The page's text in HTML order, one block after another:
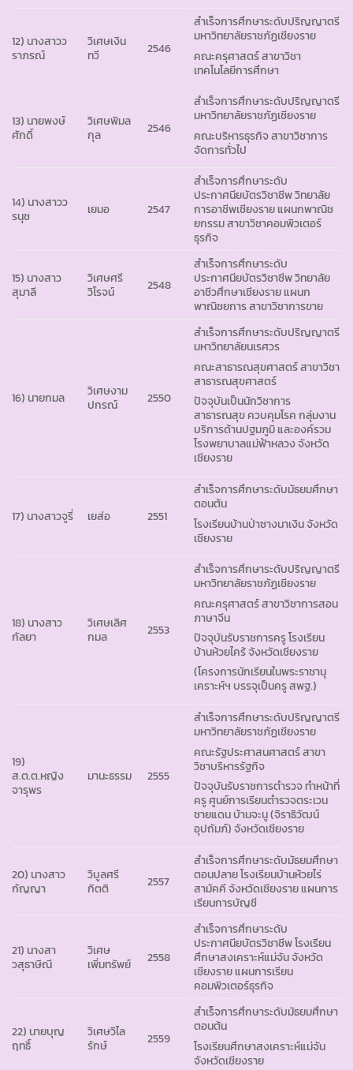
12) นางสาวว
ราภรณ์
วิเศษเงิน
ทวี
2546
สำเร็จการศึกษาระดับปริญญาตรี
มหาวิทยาลัยราชภัฏเชียงราย
คณะครุศาสตร์ สาขาวิชา
เทคโนโลยีการศึกษา
13) นายพงษ์
ศักดิ์
วิเศษพิมล
กุล
2546
สำเร็จการศึกษาระดับปริญญาตรี
มหาวิทยาลัยราชภัฏเชียงราย
คณะบริหารธุรกิจ สาขาวิชาการ
จัดการทั่วไป
14) นางสาวว
รนุช
เยมอ 2547
สำเร็จการศึกษาระดับ
ประกาศนียบัตรวิชาชีพ วิทยาลัย
การอาชีพเชียงราย แผนกพาณิช
ยกรรม สาขาวิชาคอมพิวเตอร์
ธุรกิจ
15) นางสาว
สุมาลี
วิเศษศรี
วิโรจน์
2548
สำเร็จการศึกษาระดับ
ประกาศนียบัตรวิชาชีพ วิทยาลัย
อาชีวศึกษาเชียงราย แผนก
พาณิชยการ สาขาวิชาการขาย
16) นายกมล
วิเศษงาม
ปกรณ์
2550
สำเร็จการศึกษาระดับปริญญาตรี
มหาวิทยาลัยนเรศวร
คณะสาธารณสุขศาสตร์ สาขาวิชา
สาธารณสุขศาสตร์
ปัจจุบันเป็นนักวิชาการ
สาธารณสุข ควบคุมโรค กลุ่มงาน
บริการด้านปฐมภูมิ และองค์รวม
โรงพยาบาลแม่ฟ้าหลวง จังหวัด
เชียงราย
17) นางสาวจูรี่ เยส่อ 2551
สำเร็จการศึกษาระดับมัธยมศึกษา
ตอนต้น
โรงเรียนบ้านป่าซางนาเงิน จังหวัด
เชียงราย
18) นางสาว
กัลยา
วิเศษเลิศ
กมล
2553
สำเร็จการศึกษาระดับปริญญาตรี
มหาวิทยาลัยราชภัฏเชียงราย
คณะครุศาสตร์ สาขาวิชาการสอน
ภาษาจีน
ปัจจุบันรับราชการครู โรงเรียน
บ้านห้วยไคร้ จังหวัดเชียงราย
(โครงการนักเรียนในพระราชานุ
เคราะห์ฯ บรรจุเป็นครู สพฐ.)
19)
ส.ต.ต.หญิง
จารุพร
มานะธรรม 2555
สำเร็จการศึกษาระดับปริญญาตรี
มหาวิทยาลัยราชภัฏเชียงราย
คณะรัฐประศาสนศาสตร์ สาขา
วิชาบริหารรัฐกิจ
ปัจจุบันรับราชการตำรวจ ทำหน้าที่
ครู ศูนย์การเรียนตำรวจตระเวน
ชายแดน บ้านจะนู (จิราธิวัฒน์
อุปถัมภ์) จังหวัดเชียงราย
20) นางสาว
กัญญา
วิบูลศรี
กิตติ
2557
สำเร็จการศึกษาระดับมัธยมศึกษา
ตอนปลาย โรงเรียนบ้านห้วยไร่
สามัคคี จังหวัดเชียงราย แผนการ
เรียนการบัญชี
21) นางสา
วสุธาษิณี
วิเศษ
เพิ่มทรัพย์
2558
สำเร็จการศึกษาระดับ
ประกาศนียบัตรวิชาชีพ โรงเรียน
ศึกษาสงเคราะห์แม่จัน จังหวัด
เชียงราย แผนการเรียน
คอมพิวเตอร์ธุรกิจ
22) นายบุญ
ฤทธิ์
วิเศษวิไล
รักษ์
2559
สำเร็จการศึกษาระดับมัธยมศึกษา
ตอนต้น
โรงเรียนศึกษาสงเคราะห์แม่จัน
จังหวัดเชียงราย